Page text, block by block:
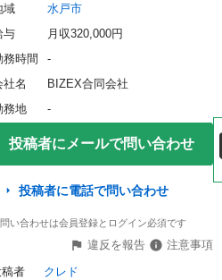
域
水戸市
与
月収320,000円
務時間
-
社名
BIZEX合同会社
務地
-
投稿者にメールで問い合わせ
投稿者に電話で問い合わせ
い合わせは会員登録とログイン必須です
違反を報告
注意事項
者
クレド